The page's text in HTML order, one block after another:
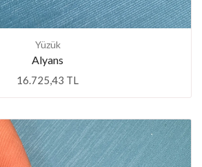
Yüzük
Alyans
16.725,43 TL